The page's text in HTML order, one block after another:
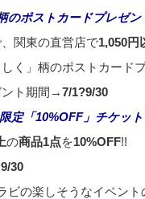
のポストカードプレゼン
関東の直営店で1,050円
く」柄のポストカード
ト期間 →7/1?9/30
定「10%OFF」チケッ
の商品1点を10%OFF!!
30
ビの楽しそうなイベン